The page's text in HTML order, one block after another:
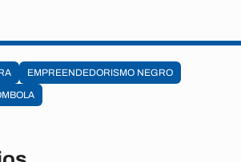
EMPREENDEDORISMO NEGRO